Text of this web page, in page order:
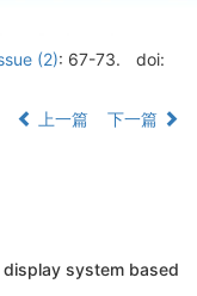
(2): 67-73.
doi:
上一篇 下一篇
system based